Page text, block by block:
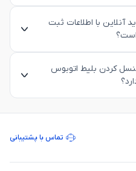
آنلاین با اطلاعات ثبت
24 امکان کنسل کردن بلیط اتوبوس
تماس با پشتیبانی